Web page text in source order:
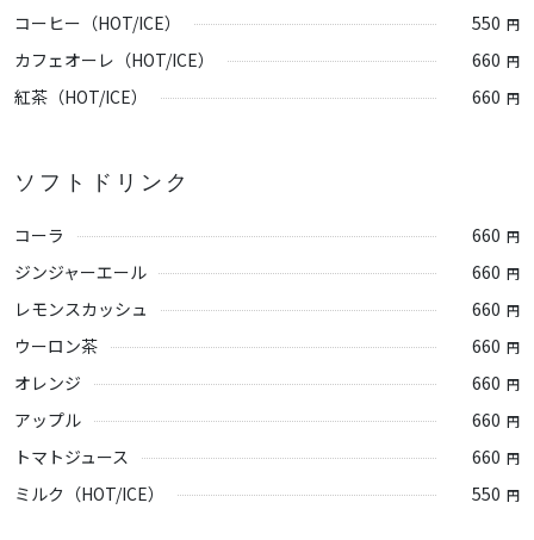
コーヒー（HOT/ICE） 550 円
カフェオーレ（HOT/ICE） 660 円
紅茶（HOT/ICE） 660 円
ソフトドリンク
コーラ 660 円
ジンジャーエール 660 円
レモンスカッシュ 660 円
ウーロン茶 660 円
オレンジ 660 円
アップル 660 円
トマトジュース 660 円
ミルク（HOT/ICE） 550 円